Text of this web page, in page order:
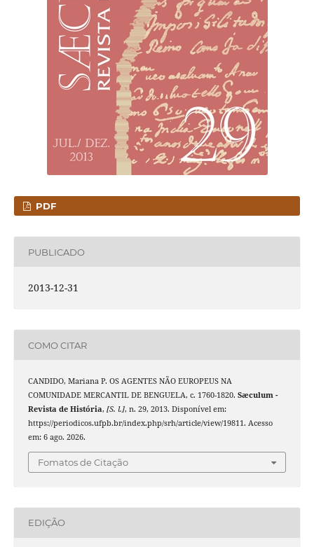
PDF
PUBLICADO
2013-12-31
COMO CITAR
CANDIDO, Mariana P. OS AGENTES NÃO EUROPEUS NA
COMUNIDADE MERCANTIL DE BENGUELA, c. 1760-1820. Sæculum -
Revista de História, [S. l.], n. 29, 2013. Disponível em:
https://periodicos.ufpb.br/index.php/srh/article/view/19811. Acesso
em: 6 ago. 2026.
Fomatos de Citação
EDIÇÃO